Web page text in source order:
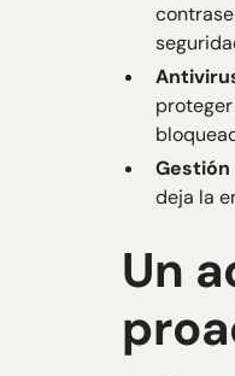
Gestión
deja la
Un